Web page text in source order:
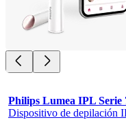
Philips Lumea IPL Serie
Dispositivo de depilación